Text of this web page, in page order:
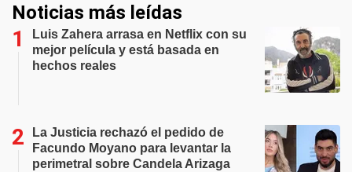
Noticias más leídas
Luis Zahera arrasa en Netflix con su
mejor película y está basada en
hechos reales
La Justicia rechazó el pedido de
Facundo Moyano para levantar la
perimetral sobre Candela Arizaga